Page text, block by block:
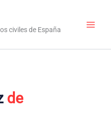
civiles de España
de